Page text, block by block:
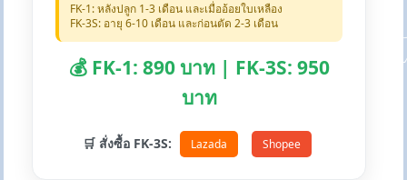
FK-1: หลังปลูก 1-3 เดือน และเมื่ออ้อยใบเหลือง
FK-3S: อายุ 6-10 เดือน และก่อนตัด 2-3 เดือน
💰 FK-1: 890 บาท | FK-3S: 950
บาท
🛒 สั่งซื้อ FK-3S: Lazada Shopee